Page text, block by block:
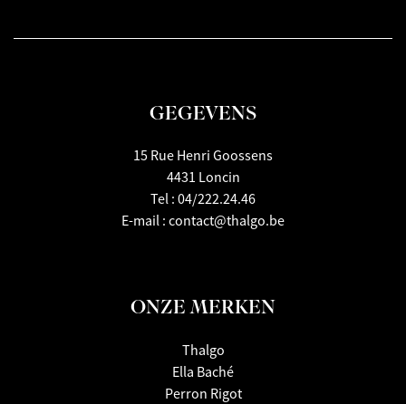
GEGEVENS
15 Rue Henri Goossens
4431 Loncin
Tel : 04/222.24.46
E-mail : contact@thalgo.be
ONZE MERKEN
Thalgo
Ella Baché
Perron Rigot